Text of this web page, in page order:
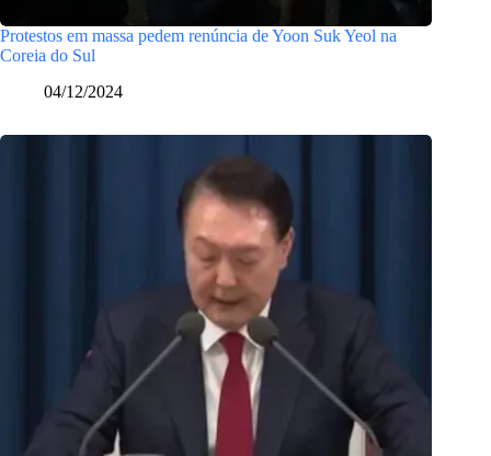
Protestos em massa pedem renúncia de Yoon Suk Yeol na
Coreia do Sul
04/12/2024